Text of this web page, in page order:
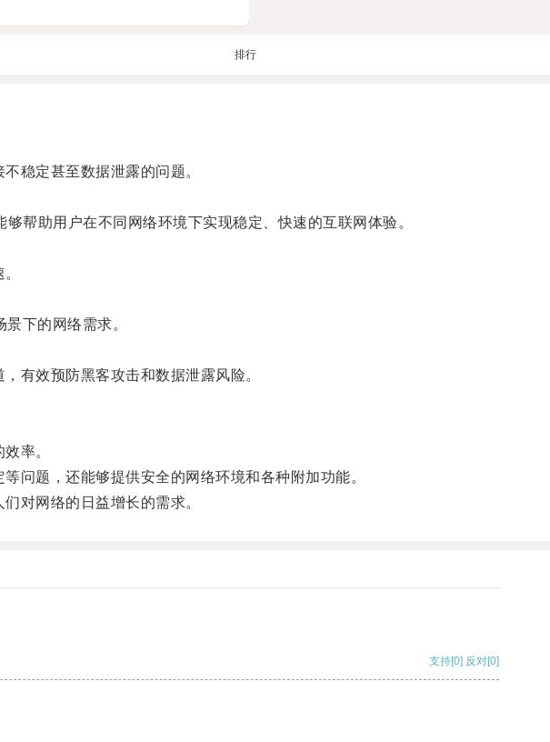
排行
稳定甚至数据泄露的问题。
助用户在不同网络环境下实现稳定、快速的互联网体验。
下的网络需求。
有效预防黑客攻击和数据泄露风险。
率。
题，还能够提供安全的网络环境和各种附加功能。
对网络的日益增长的需求。
支持[0] 反对[0]